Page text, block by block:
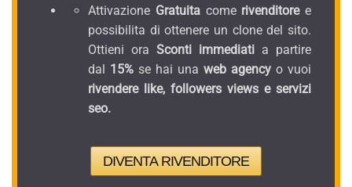
Attivazione Gratuitacomerivenditoree
possibilita di ottenere un clone del sito.
Ottieni ora Sconti immediati a partire
dal 15% se hai una web agency o vuoi
rivendere like, followers views e servizi
seo.
DIVENTA RIVENDITORE